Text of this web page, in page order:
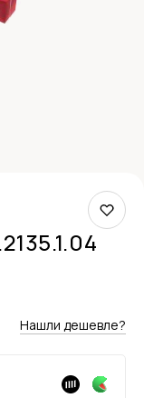
Нашли дешевле?